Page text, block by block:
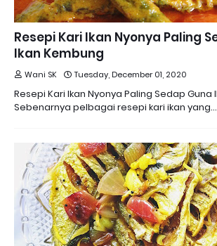
Resepi Kari Ikan Nyonya Paling
Ikan Kembung
Wani SK Tuesday, December 01, 2020
Resepi Kari Ikan Nyonya Paling Sedap Guna
Sebenarnya pelbagai resepi kari ikan yang…